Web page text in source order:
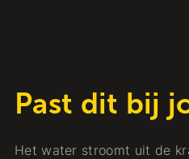
Past dit bij
Het water stroomt uit de